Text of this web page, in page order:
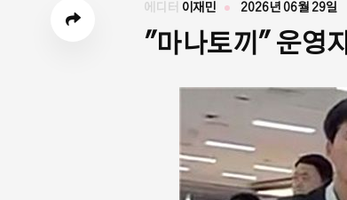
에디터 이재민 2026년 06월 29일
"마나토끼" 운영